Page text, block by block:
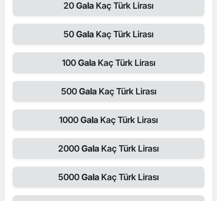
20Gala Kaç Türk Lirası
50Gala Kaç Türk Lirası
100Gala Kaç Türk Lirası
500Gala Kaç Türk Lirası
1000Gala Kaç Türk Lirası
2000Gala Kaç Türk Lirası
5000Gala Kaç Türk Lirası